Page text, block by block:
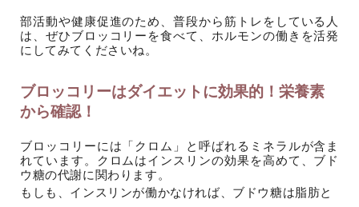
部活動や健康促進のため、普段から筋トレをしている人
は、ぜひブロッコリーを食べて、ホルモンの働きを活発
にしてみてくださいね。
ブロッコリーはダイエットに効果的！栄養素
から確認！
ブロッコリーには「クロム」と呼ばれるミネラルが含ま
れています。クロムはインスリンの効果を高めて、ブド
ウ糖の代謝に関わります。
もしも、インスリンが働かなければ、ブドウ糖は脂肪と